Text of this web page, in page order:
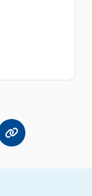
Kopioi linkki